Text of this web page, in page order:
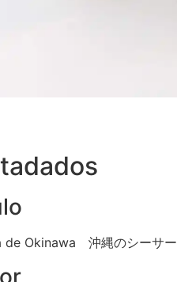
de Okinawa 沖縄のシーサー